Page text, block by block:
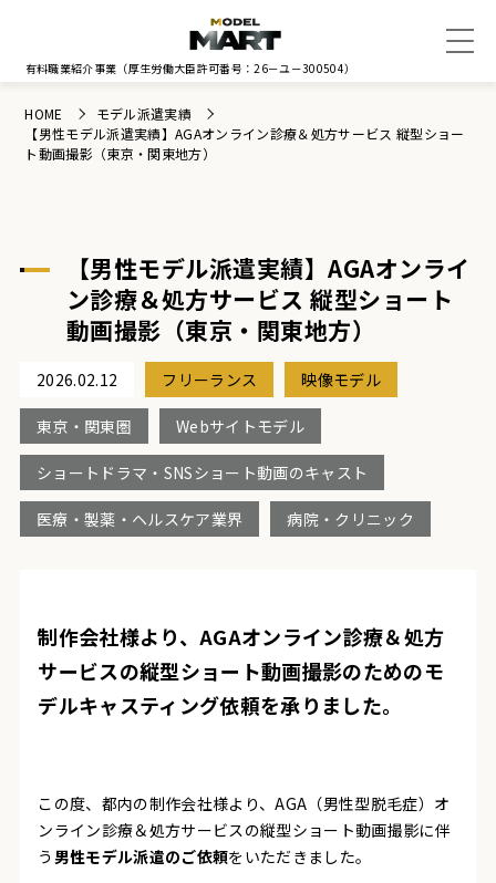
有料職業紹介事業 （厚生労働大臣許可番号：26－ユ－300504）
HOME
モデル派遣実績
【男性モデル派遣実績】AGAオンライン診療＆処方サービス 縦型ショー
ト動画撮影（東京・関東地方）
【男性モデル派遣実績】AGAオンライ
ン診療＆処方サービス 縦型ショート
動画撮影（東京・関東地方）
2026.02.12 フリーランス 映像モデル
東京・関東圏 Webサイトモデル
ショートドラマ・SNSショート動画のキャスト
医療・製薬・ヘルスケア業界 病院・クリニック
制作会社様より、AGAオンライン診療＆処方
サービスの縦型ショート動画撮影のためのモ
デルキャスティング依頼を承りました。
この度、都内の制作会社様より、AGA（男性型脱毛症）オ
ンライン診療＆処方サービスの縦型ショート動画撮影に伴
う男性モデル派遣のご依頼をいただきました。